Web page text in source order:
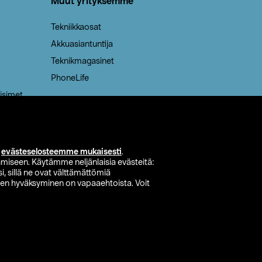
evästeselosteemme mukaisesti.
Käytämme neljänlaisia evästeitä:
sillä ne ovat välttämättömiä
hyväksyminen on vapaaehtoista. Voit
Tekniikkaosat
Akkuasiantuntija
Teknikmagasinet
PhoneLife